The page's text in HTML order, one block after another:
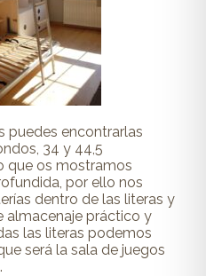
puedes encontrarlas
34 y 44,5
que os mostramos
por ello nos
dentro de las literas y
almacenaje práctico y
las literas podemos
será la sala de juegos